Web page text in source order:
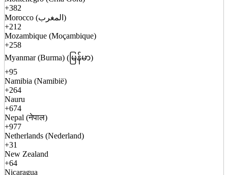
+382
Morocco (المغرب)
+212
Mozambique (Moçambique)
+258
Myanmar (Burma) (မြန်မာ)
+95
Namibia (Namibië)
+264
Nauru
+674
Nepal (नेपाल)
+977
Netherlands (Nederland)
+31
New Zealand
+64
Nicaragua